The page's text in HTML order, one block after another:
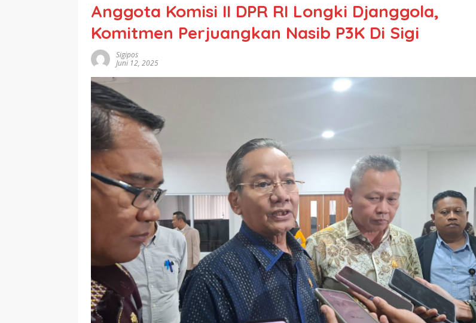
Anggota Komisi II DPR RI Longki Djanggola,
Komitmen Perjuangkan Nasib P3K Di Sigi
Sigipos
Juni 12, 2025